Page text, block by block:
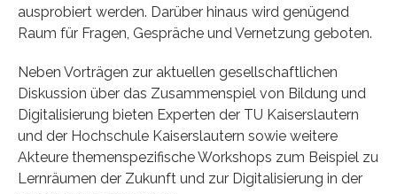
ausprobiert werden. Darüber hinaus wird genügend
Raum für Fragen, Gespräche und Vernetzung geboten.
Neben Vorträgen zur aktuellen gesellschaftlichen
Diskussion über das Zusammenspiel von Bildung und
Digitalisierung bieten Experten der TU Kaiserslautern
und der Hochschule Kaiserslautern sowie weitere
Akteure themenspezifische Workshops zum Beispiel zu
Lernräumen der Zukunft und zur Digitalisierung in der